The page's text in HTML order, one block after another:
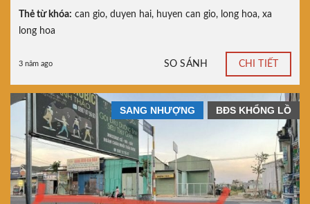
Thẻ từ khóa: can gio, duyen hai, huyen can gio, long hoa, xa
long hoa
3 năm ago SO SÁNH CHI TIẾT
BĐS KHỔNG LỒ
SANG NHƯỢNG